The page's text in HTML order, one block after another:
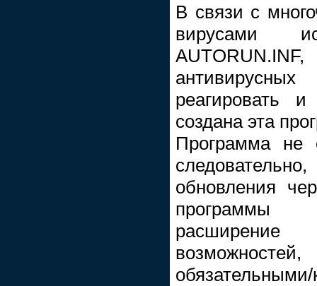
В связи с
вирусами
реагировать
создана эта
Программа не
обновления
программы